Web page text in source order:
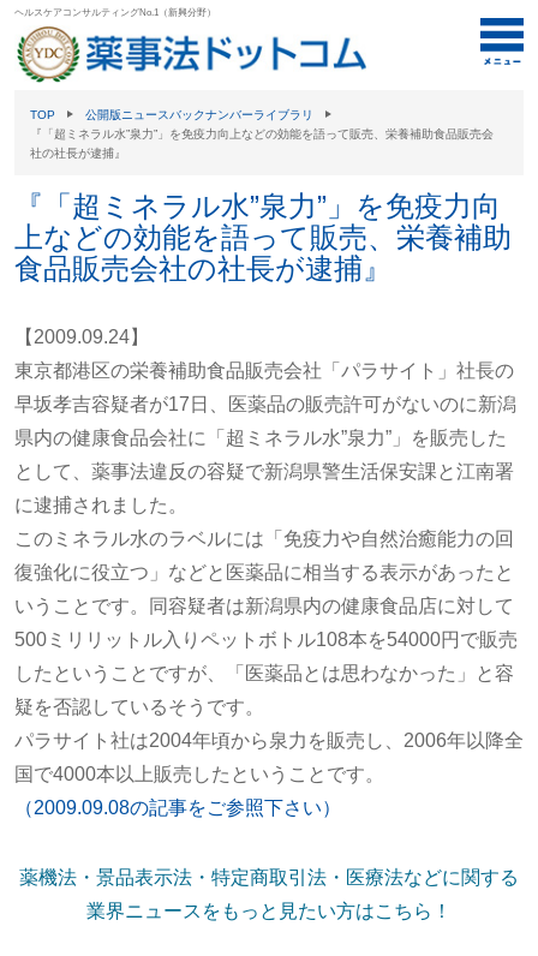
ヘルスケアコンサルティングNo.1（新興分野）
TOP
公開版ニュースバックナンバーライブラリ
『「超ミネラル水”泉力”」を免疫力向上などの効能を語って販売、栄養補助食品販売会
社の社長が逮捕』
『「超ミネラル水”泉力”」を免疫力向
上などの効能を語って販売、栄養補助
食品販売会社の社長が逮捕』
【2009.09.24】
東京都港区の栄養補助食品販売会社「パラサイト」社長の
早坂孝吉容疑者が17日、医薬品の販売許可がないのに新潟
県内の健康食品会社に「超ミネラル水”泉力”」を販売した
として、薬事法違反の容疑で新潟県警生活保安課と江南署
に逮捕されました。
このミネラル水のラベルには「免疫力や自然治癒能力の回
復強化に役立つ」などと医薬品に相当する表示があったと
いうことです。同容疑者は新潟県内の健康食品店に対して
500ミリリットル入りペットボトル108本を54000円で販売
したということですが、「医薬品とは思わなかった」と容
疑を否認しているそうです。
パラサイト社は2004年頃から泉力を販売し、2006年以降全
国で4000本以上販売したということです。
（2009.09.08の記事をご参照下さい）
薬機法・景品表示法・特定商取引法・医療法などに関する
業界ニュースをもっと見たい方はこちら！